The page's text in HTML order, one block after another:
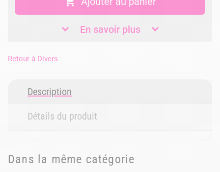
En savoir plus
Retour à Divers
Description
Détails du produit
Dans la même catégorie